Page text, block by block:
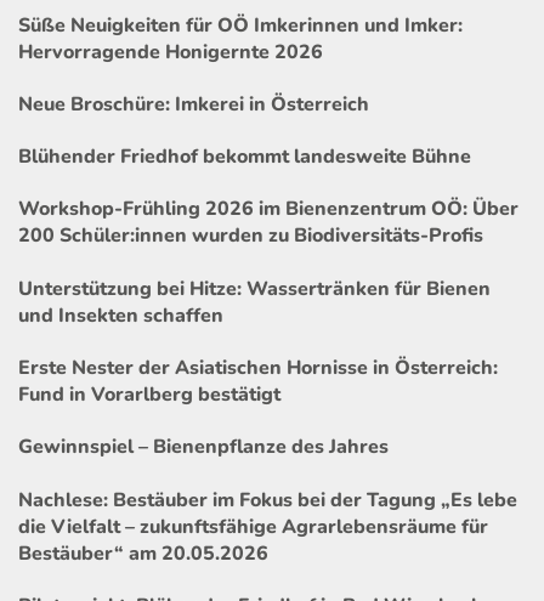
Süße Neuigkeiten für OÖ Imkerinnen und Imker:
Hervorragende Honigernte 2026
Neue Broschüre: Imkerei in Österreich
Blühender Friedhof bekommt landesweite Bühne
Workshop-Frühling 2026 im Bienenzentrum OÖ: Über
200 Schüler:innen wurden zu Biodiversitäts-Profis
Unterstützung bei Hitze: Wassertränken für Bienen
und Insekten schaffen
Erste Nester der Asiatischen Hornisse in Österreich:
Fund in Vorarlberg bestätigt
Gewinnspiel – Bienenpflanze des Jahres
Nachlese: Bestäuber im Fokus bei der Tagung „Es lebe
die Vielfalt – zukunftsfähige Agrarlebensräume für
Bestäuber“ am 20.05.2026